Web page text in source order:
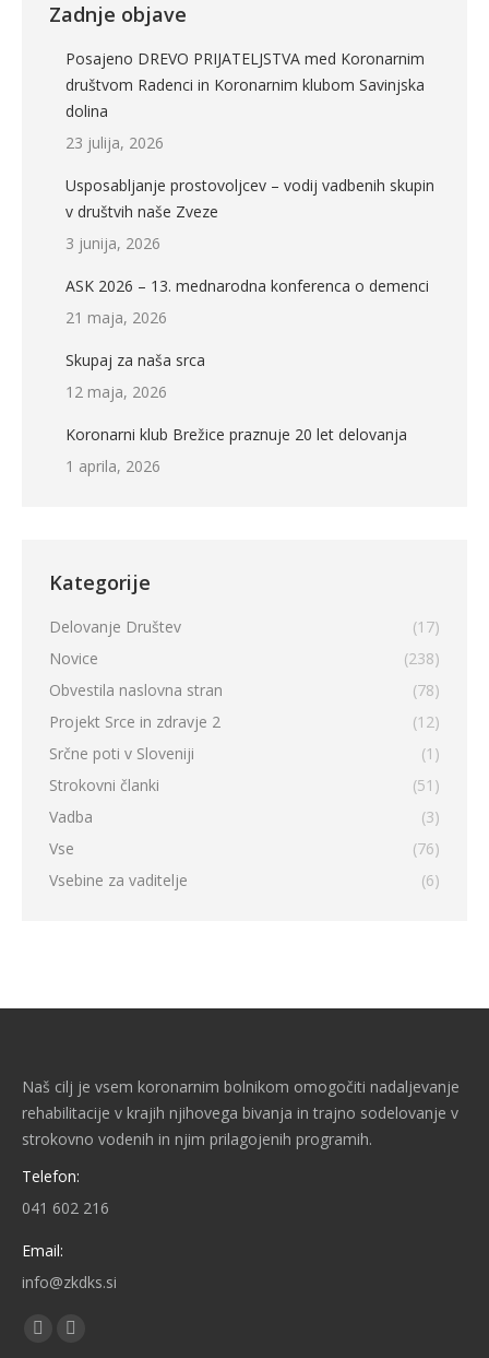
Zadnje objave
Posajeno DREVO PRIJATELJSTVA med Koronarnim
društvom Radenci in Koronarnim klubom Savinjska
dolina
23 julija, 2026
Usposabljanje prostovoljcev – vodij vadbenih skupin
v društvih naše Zveze
3 junija, 2026
ASK 2026 – 13. mednarodna konferenca o demenci
21 maja, 2026
Skupaj za naša srca
12 maja, 2026
Koronarni klub Brežice praznuje 20 let delovanja
1 aprila, 2026
Kategorije
Delovanje Društev
(17)
Novice
(238)
Obvestila naslovna stran
(78)
Projekt Srce in zdravje 2
(12)
Srčne poti v Sloveniji
(1)
Strokovni članki
(51)
Vadba
(3)
Vse
(76)
Vsebine za vaditelje
(6)
Naš cilj je vsem koronarnim bolnikom omogočiti nadaljevanje
rehabilitacije v krajih njihovega bivanja in trajno sodelovanje v
strokovno vodenih in njim prilagojenih programih.
Telefon:
041 602 216
Email:
info@zkdks.si
Find us on:
FacebookYouTube